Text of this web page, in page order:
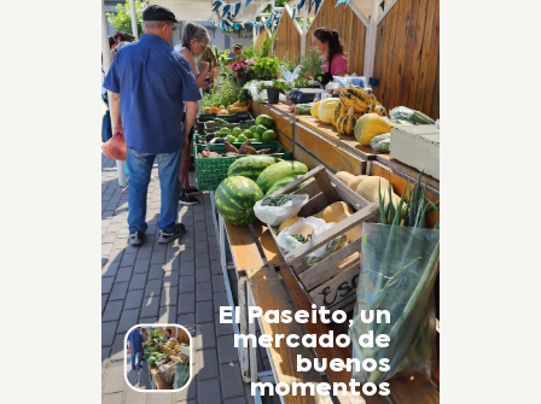
El Paseito, un
mercado de
buenos
momentos